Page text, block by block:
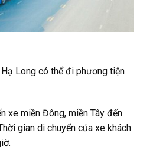
Long có thể đi phương tiện
xe miền Đông, miền Tây đến
gian di chuyển của xe khách